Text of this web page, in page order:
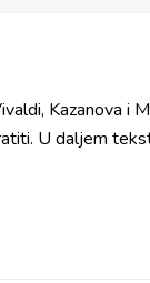
Kazanova i
U daljem